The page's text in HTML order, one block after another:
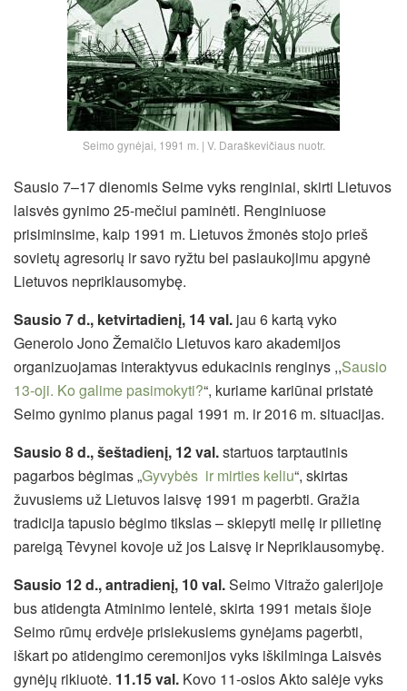
Seimo gynėjai, 1991 m. | V. Daraškevičiaus nuotr.
Sausio 7–17 dienomis Seime vyks renginiai, skirti Lietuvos
laisvės gynimo 25-mečiui paminėti. Renginiuose
prisiminsime, kaip 1991 m. Lietuvos žmonės stojo prieš
sovietų agresorių ir savo ryžtu bei pasiaukojimu apgynė
Lietuvos nepriklausomybę.
Sausio 7 d., ketvirtadienį, 14 val. jau 6 kartą vyko
Generolo Jono Žemaičio Lietuvos karo akademijos
organizuojamas interaktyvus edukacinis renginys ,,Sausio
13-oji. Ko galime pasimokyti?“, kuriame kariūnai pristatė
Seimo gynimo planus pagal 1991 m. ir 2016 m. situacijas.
Sausio 8 d., šeštadienį, 12 val.startuos tarptautinis
pagarbos bėgimas „Gyvybės ir mirties keliu“, skirtas
žuvusiems už Lietuvos laisvę 1991 m pagerbti. Gražia
tradicija tapusio bėgimo tikslas – skiepyti meilę ir pilietinę
pareigą Tėvynei kovoje už jos Laisvę ir Nepriklausomybę.
Sausio 12 d., antradienį, 10 val.Seimo Vitražo galerijoje
bus atidengta Atminimo lentelė, skirta 1991 metais šioje
Seimo rūmų erdvėje prisiekusiems gynėjams pagerbti,
iškart po atidengimo ceremonijos vyks iškilminga Laisvės
gynėjų rikiuotė. 11.15 val. Kovo 11-osios Akto salėje vyks